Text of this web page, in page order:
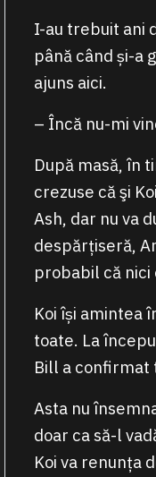
I-au trebuit ani
până când și-a
ajuns aici.
– Încă nu-mi
După masă, în
crezuse că şi
Ash, dar nu va
despărțiseră,
probabil că nici
Koi își amintea
toate. La
Bill a confirmat
Asta nu
doar ca să-l
Koi va renunța